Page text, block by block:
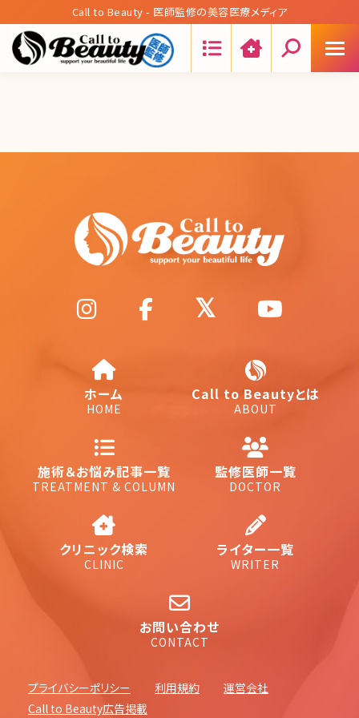
Call to Beauty - 医師監修の美容医療メディア
ホーム
HOME
Call to Beautyとは
ABOUT
施術＆お悩み記事一覧
TREATMENT & COLUMN
監修医師一覧
DOCTOR
クリニック検索
CLINIC
ライター一覧
WRITER
お問い合わせ
CONTACT
プライバシーポリシー 利用規約
運営会社
Call to Beauty広告掲載